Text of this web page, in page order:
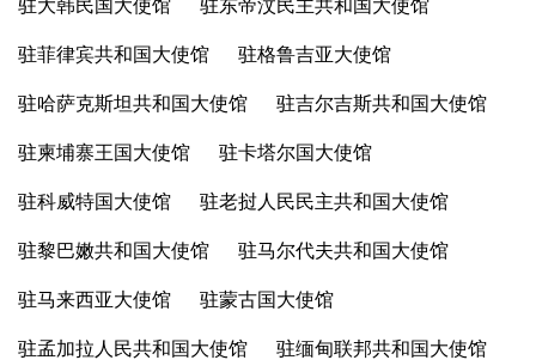
驻大韩民国大使馆 驻东帝汶民主共和国大使馆
驻菲律宾共和国大使馆 驻格鲁吉亚大使馆
驻哈萨克斯坦共和国大使馆 驻吉尔吉斯共和国大使馆
驻柬埔寨王国大使馆 驻卡塔尔国大使馆
驻科威特国大使馆 驻老挝人民民主共和国大使馆
驻黎巴嫩共和国大使馆 驻马尔代夫共和国大使馆
驻马来西亚大使馆 驻蒙古国大使馆
驻孟加拉人民共和国大使馆 驻缅甸联邦共和国大使馆